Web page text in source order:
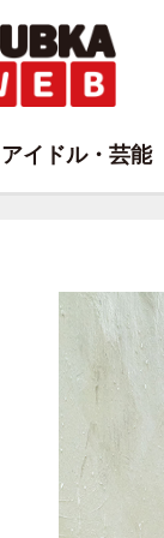
アイドル・芸能